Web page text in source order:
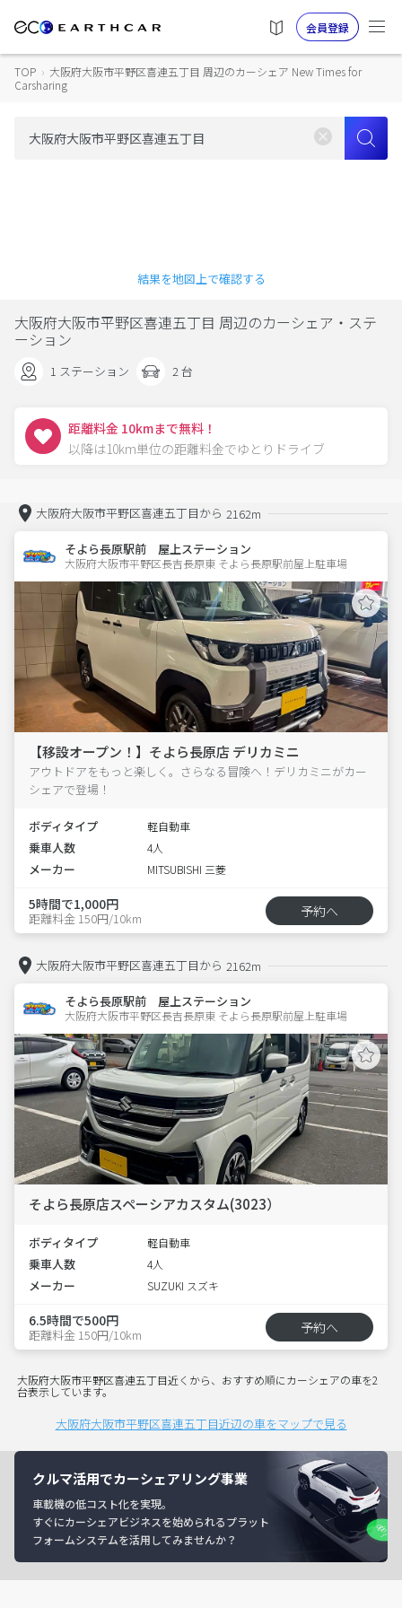
会員登録
TOP › 大阪府大阪市平野区喜連五丁目 周辺のカーシェア New Times for
Carsharing
結果を地図上で確認する
大阪府大阪市平野区喜連五丁目 周辺のカーシェア・ステ
ーション
1 ステーション 2 台
距離料金 10kmまで無料！
以降は10km単位の距離料金でゆとりドライブ
大阪府大阪市平野区喜連五丁目から 2162m
そよら長原駅前 屋上ステーション
大阪府大阪市平野区長吉長原東 そよら長原駅前屋上駐車場
【移設オープン！】そよら長原店 デリカミニ
アウトドアをもっと楽しく。さらなる冒険へ！デリカミニがカー
シェアで登場！
ボディタイプ 軽自動車
乗車人数 4人
メーカー MITSUBISHI 三菱
5時間で1,000円
距離料金 150円/10km 予約へ
大阪府大阪市平野区喜連五丁目から 2162m
そよら長原駅前 屋上ステーション
大阪府大阪市平野区長吉長原東 そよら長原駅前屋上駐車場
そよら長原店スペーシアカスタム(3023）
ボディタイプ 軽自動車
乗車人数 4人
メーカー SUZUKI スズキ
6.5時間で500円
距離料金 150円/10km 予約へ
大阪府大阪市平野区喜連五丁目近くから、おすすめ順にカーシェアの車を2
台表示しています。
大阪府大阪市平野区喜連五丁目近辺の車をマップで見る
クルマ活用でカーシェアリング事業
車載機の低コスト化を実現。
すぐにカーシェアビジネスを始められるプラット
フォームシステムを活用してみませんか？